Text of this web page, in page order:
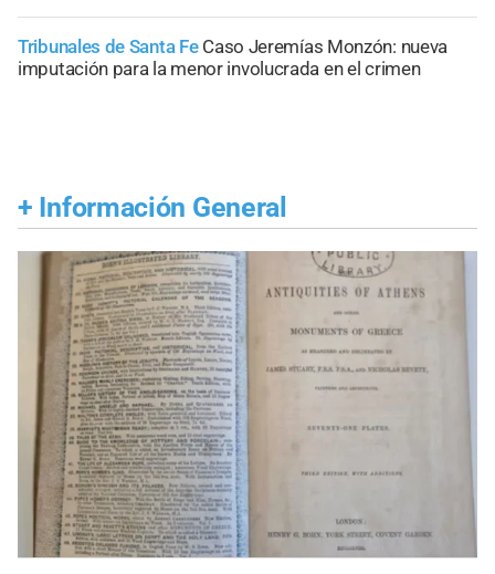
Tribunales de Santa Fe Caso Jeremías Monzón: nueva
imputación para la menor involucrada en el crimen
+ Información General